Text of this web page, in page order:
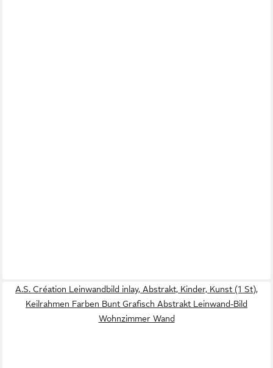
A.S. Création Leinwandbild inlay, Abstrakt, Kinder, Kunst (1 St),
Keilrahmen Farben Bunt Grafisch Abstrakt Leinwand-Bild
Wohnzimmer Wand